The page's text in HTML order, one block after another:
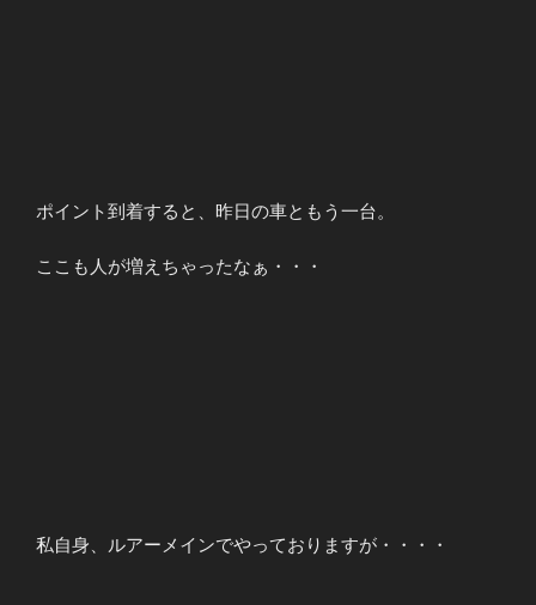
ポイント到着すると、昨日の車ともう一台。
ここも人が増えちゃったなぁ・・・
私自身、ルアーメインでやっておりますが・・・・